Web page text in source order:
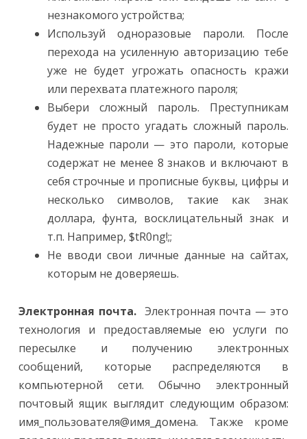
незнакомого устройства;
Используй одноразовые пароли. После
перехода на усиленную авторизацию тебе
уже не будет угрожать опасность кражи
или перехвата платежного пароля;
Выбери сложный пароль. Преступникам
будет не просто угадать сложный пароль.
Надежные пароли — это пароли, которые
содержат не менее 8 знаков и включают в
себя строчные и прописные буквы, цифры и
несколько символов, такие как знак
доллара, фунта, восклицательный знак и
т.п. Например, $tR0ng!;;
Не вводи свои личные данные на сайтах,
которым не доверяешь.
Электронная почта. Электронная почта — это
технология и предоставляемые ею услуги по
пересылке и получению электронных
сообщений, которые распределяются в
компьютерной сети. Обычно электронный
почтовый ящик выглядит следующим образом:
имя_пользователя@имя_домена. Также кроме